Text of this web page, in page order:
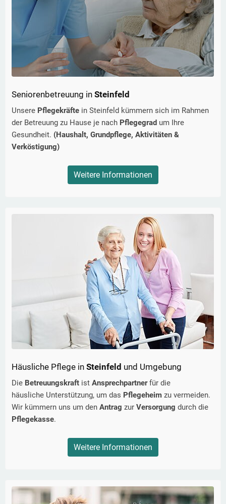
Seniorenbetreuung in Steinfeld
Unsere Pflegekräfte in Steinfeld kümmern sich im Rahmen
der Betreuung zu Hause je nach Pflegegrad um Ihre
Gesundheit. (Haushalt, Grundpflege, Aktivitäten &
Verköstigung)
Weitere Informationen
Häusliche Pflege in Steinfeld und Umgebung
Die Betreuungskraft ist Ansprechpartnerfür die
häusliche Unterstützung, um das Pflegeheim zu vermeiden.
Wir kümmern uns um den Antrag zur Versorgung durch die
Pflegekasse.
Weitere Informationen